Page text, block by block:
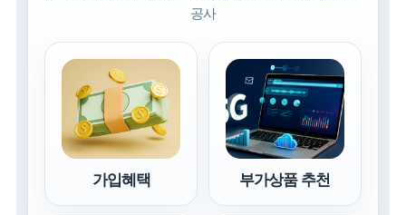
공사
가입혜택 부가상품 추천